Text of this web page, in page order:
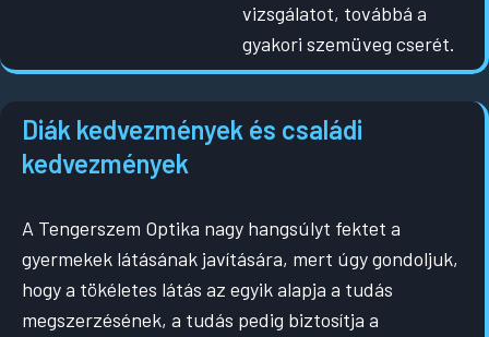
vizsgálatot, továbbá a
gyakori szemüveg cserét.
Diák kedvezmények és családi
kedvezmények
A Tengerszem Optika nagy hangsúlyt fektet a
gyermekek látásának javítására, mert úgy gondoljuk,
hogy a tökéletes látás az egyik alapja a tudás
megszerzésének, a tudás pedig biztosítja a